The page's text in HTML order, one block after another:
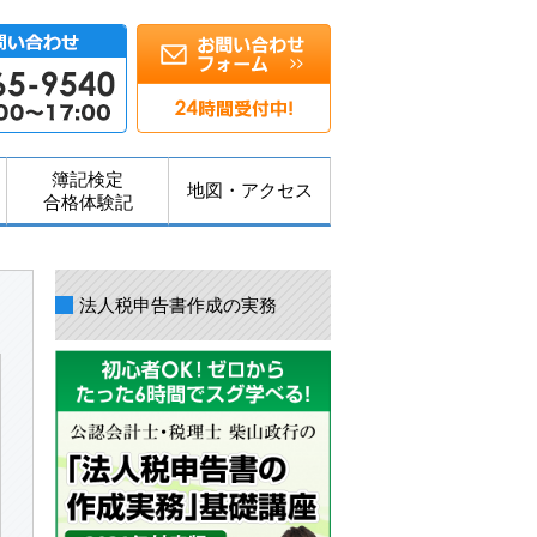
簿記検定
合格体験記
地図・アクセス
法人税申告書作成の実務